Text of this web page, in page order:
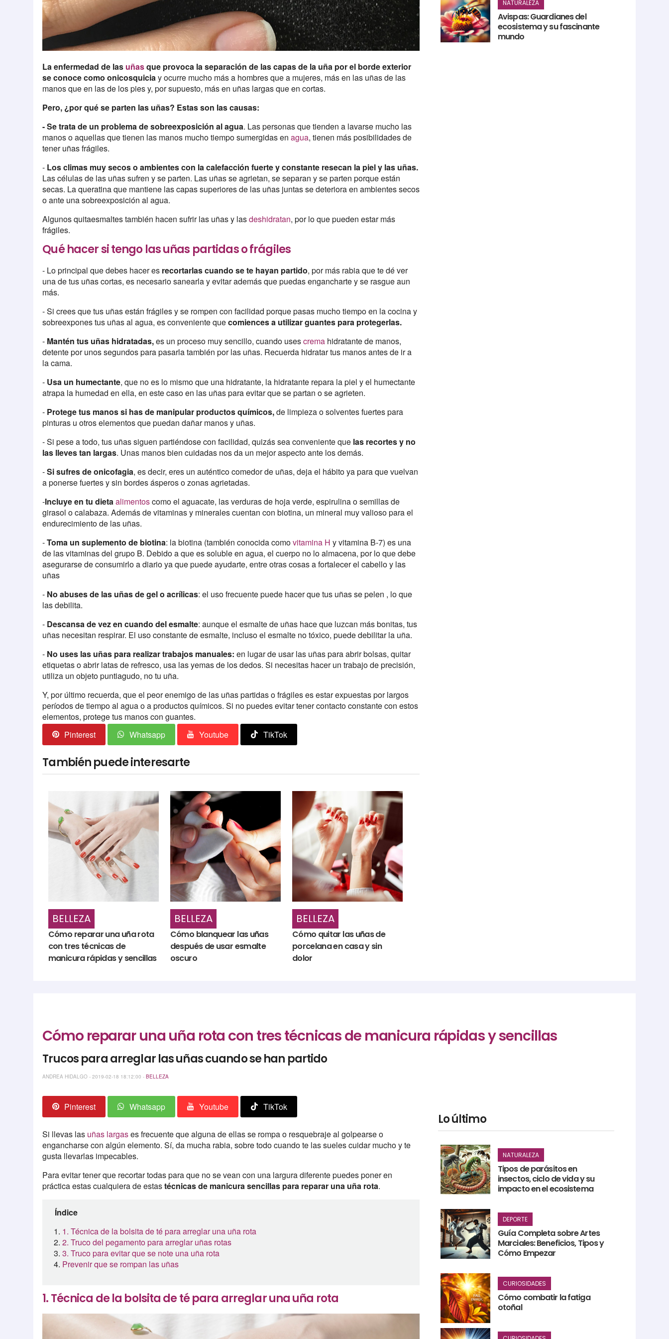
La enfermedad de las uñasque provoca la separación de las capas de la uña por el borde exterior
se conoce como onicosquiciay ocurre mucho más a hombres que a mujeres, más en las uñas de las
manos que en las de los pies y, por supuesto, más en uñas largas que en cortas.
Pero, ¿por qué se parten las uñas? Estas son las causas:
- Se trata de un problema de sobreexposición al agua. Las personas que tienden a lavarse mucho las
manos o aquellas que tienen las manos mucho tiempo sumergidas enagua, tienen más posibilidades de
tener uñas frágiles.
- Los climas muy secos o ambientes con la calefacción fuerte y constante resecan la piel y las uñas.
Las células de las uñas sufren y se parten. Las uñas se agrietan, se separan y se parten porque están
secas. La queratina que mantiene las capas superiores de las uñas juntas se deteriora en ambientes secos
o ante una sobreexposición al agua.
Algunos quitaesmaltes también hacen sufrir las uñas y lasdeshidratan, por lo que pueden estar más
frágiles.
Qué hacer si tengo las uñas partidas o frágiles
- Lo principal que debes hacer es recortarlas cuando se te hayan partido, por más rabia que te dé ver
una de tus uñas cortas, es necesario sanearla y evitar además que puedas engancharte y se rasgue aun
más.
- Si crees que tus uñas están frágiles y se rompen con facilidad porque pasas mucho tiempo en la cocina y
sobreexpones tus uñas al agua, es conveniente quecomiences a utilizar guantes para protegerlas.
- Mantén tus uñas hidratadas,es un proceso muy sencillo, cuando usescrema hidratante de manos,
detente por unos segundos para pasarla también por las uñas. Recuerda hidratar tus manos antes de ir a
la cama.
- Usa un humectante, que no es lo mismo que una hidratante, la hidratante repara la piel y el humectante
atrapa la humedad en ella, en este caso en las uñas para evitar que se partan o se agrieten.
- Protege tus manos si has de manipular productos químicos,de limpieza o solventes fuertes para
pinturas u otros elementos que puedan dañar manos y uñas.
- Si pese a todo, tus uñas siguen partiéndose con facilidad, quizás sea conveniente que las recortes y no
las lleves tan largas. Unas manos bien cuidadas nos da un mejor aspecto ante los demás.
-Si sufres de onicofagia, es decir, eres un auténtico comedor de uñas, deja el hábito ya para que vuelvan
a ponerse fuertes y sin bordes ásperos o zonas agrietadas.
-Incluye en tu dietaalimentoscomo el aguacate, las verduras de hoja verde, espirulina o semillas de
girasol o calabaza. Además de vitaminas y minerales cuentan con biotina, un mineral muy valioso para el
endurecimiento de las uñas.
-Toma un suplemento de biotina: la biotina (también conocida comovitamina H y vitamina B-7) es una
de las vitaminas del grupo B. Debido a que es soluble en agua, el cuerpo no lo almacena, por lo que debe
asegurarse de consumirlo a diario ya que puede ayudarte, entre otras cosas a fortalecer el cabello y las
uñas
- No abuses de las uñas de gel o acrílicas: el uso frecuente puede hacer que tus uñas se pelen , lo que
las debilita.
- Descansa de vez en cuando del esmalte: aunque el esmalte de uñas hace que luzcan más bonitas, tus
uñas necesitan respirar. El uso constante de esmalte, incluso el esmalte no tóxico, puede debilitar la uña.
- No uses las uñas para realizar trabajos manuales: en lugar de usar las uñas para abrir bolsas, quitar
etiquetas o abrir latas de refresco, usa las yemas de los dedos. Si necesitas hacer un trabajo de precisión,
utiliza un objeto puntiagudo, no tu uña.
Y, por último recuerda, que el peor enemigo de las uñas partidas o frágiles es estar expuestas por largos
períodos de tiempo al agua o a productos químicos. Si no puedes evitar tener contacto constante con estos
elementos, protege tus manos con guantes.
Pinterest
Whatsapp Youtube TikTok
También puede interesarte
BELLEZA
Cómo reparar una uña rota
con tres técnicas de
manicura rápidas y sencillas
BELLEZA
Cómo blanquear las uñas
después de usar esmalte
oscuro
BELLEZA
Cómo quitar las uñas de
porcelana en casa y sin
dolor
NATURALEZA
Avispas: Guardianes del
ecosistema y su fascinante
mundo
Cómo reparar una uña rota con tres técnicas de manicura rápidas y sencillas
Trucos para arreglar las uñas cuando se han partido
ANDREA HIDALGO - 2019-02-18 18:12:00 -BELLEZA
Pinterest Whatsapp Youtube TikTok
Si llevas las uñas largases frecuente que alguna de ellas se rompa o resquebraje al golpearse o
engancharse con algún elemento. Sí, da mucha rabia, sobre todo cuando te las sueles cuidar mucho y te
gusta llevarlas impecables.
Para evitar tener que recortar todas para que no se vean con una largura diferente puedes poner en
práctica estas cualquiera de estastécnicas de manicura sencillas para reparar una uña rota.
Índice
1. Técnica de la bolsita de té para arreglar una uña rota
2. Truco del pegamento para arreglar uñas rotas
3. Truco para evitar que se note una uña rota
Prevenir que se rompan las uñas
1. Técnica de la bolsita de té para arreglar una uña rota
Lo último
NATURALEZA
Tipos de parásitos en
insectos, ciclo de vida y su
impacto en el ecosistema
DEPORTE
Guía Completa sobre Artes
Marciales: Beneficios, Tipos y
Cómo Empezar
CURIOSIDADES
Cómo combatir la fatiga
otoñal